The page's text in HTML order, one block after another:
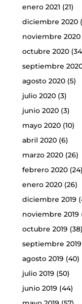
enero 2021 (21)
diciembre 2020
noviembre 2020
octubre 2020
septiembre
agosto 2020(5)
julio 2020(3)
junio 2020(3)
mayo 2020(10)
abril 2020(6)
marzo 2020(26)
febrero 2020(24)
enero 2020(26)
diciembre 2019
noviembre 2019
octubre 2019 (38)
septiembre 2019
agosto 2019 (40)
julio 2019 (50)
junio 2019 (44)